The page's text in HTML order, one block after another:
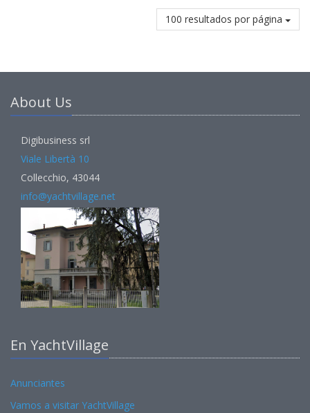
100 resultados por página
About Us
Digibusiness srl
Viale Libertà 10
Collecchio, 43044
info@yachtvillage.net
En YachtVillage
Anunciantes
Vamos a visitar YachtVillage